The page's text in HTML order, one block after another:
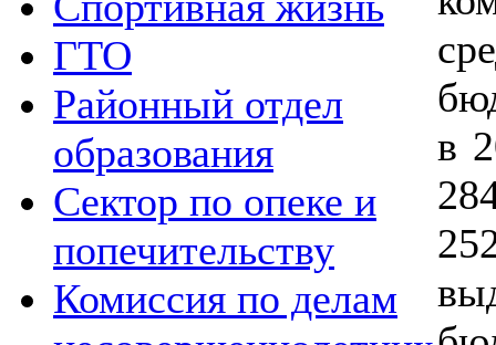
ГТО
Районный отдел
образования
Сектор по опеке и
попечительству
Комиссия по делам
в